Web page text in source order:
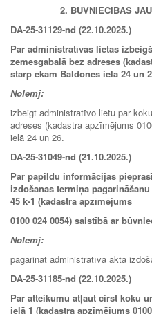
2. BŪVNIECĪBAS
DA-25-31129-nd (22.10.2025.)
Par administratīvās lietas
zemesgabalā bez adreses
starp ēkām Baldones ielā 24 un
Nolemj:
izbeigt administratīvo lietu par
adreses (kadastra apzīmējums
ielā 24 un 26.
DA-25-31049-nd (21.10.2025.)
Par papildu informācijas
izdošanas termiņa
45 k-1 (kadastra apzīmējums
0100 024 0054) saistībā ar
Nolemj:
pagarināt administratīvā akta
DA-25-31185-nd (22.10.2025.)
Par atteikumu atļaut cirst koku
ielā 1 (kadastra apzīmējums